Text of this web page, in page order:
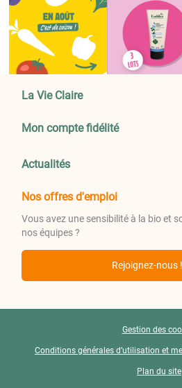
La Vie Claire
Mon compte fidélité
Actualités
Nos offres d'emploi
Vous avez une sensibilité à la bio et
nos équipes ?
Rejoignez-nous !
Gestion des
Conditions générales d’utilisation et
Plan du site